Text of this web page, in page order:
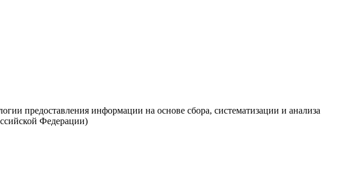
предоставления информации на основе сбора, систематизации и анализа
Федерации)